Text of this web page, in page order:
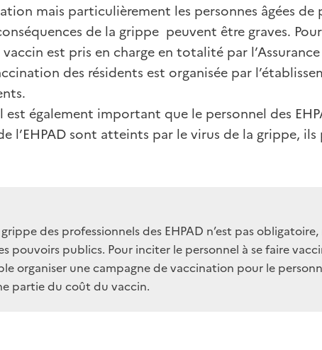
mais particulièrement les personnes âgées de
de la grippe peuvent être graves.
est pris en charge en totalité par
des résidents est organisée par
également important que le personnel des
l’EHPAD sont atteints par le virus de la grippe,
des professionnels des EHPAD n’est pas obligatoire,
pouvoirs publics. Pour inciter le personnel à se faire
organiser une campagne de vaccination pour le
partie du coût du vaccin.